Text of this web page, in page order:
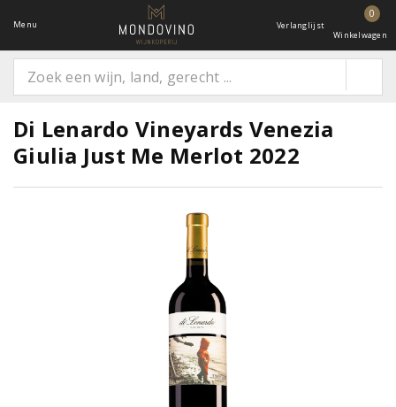
Menu Verlanglijst
0
Winkelwagen
Di Lenardo Vineyards Venezia
Giulia Just Me Merlot 2022